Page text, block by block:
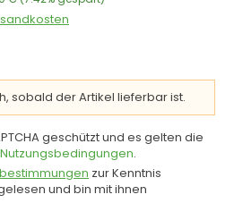
sobald der Artikel lieferbar ist.
geschützt und es gelten die
Nutzungsbedingungen.
zur Kenntnis
und bin mit ihnen